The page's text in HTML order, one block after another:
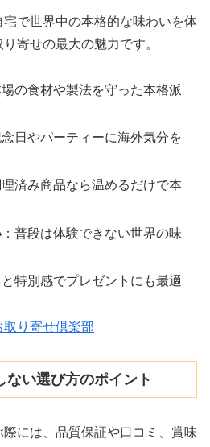
で世界中の本格的な味わいを体
寄せの最大の魅力です。
の食材や製法を守った本格派
念日やパーティーに海外気分を
理済み商品なら温めるだけで本
：普段は体験できない世界の味
と特別感でプレゼントにも最適
り寄せ倶楽部
ない選び方のポイント
には、品質保証や口コミ、賞味